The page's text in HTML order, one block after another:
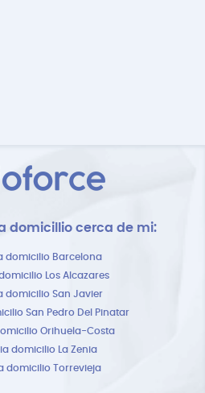
domicillio cerca de mi:
domicilio Barcelona
Los Alcazares
domicilio San Javier
San Pedro Del Pinatar
Orihuela-Costa
domicilio La Zenia
domicilio Torrevieja